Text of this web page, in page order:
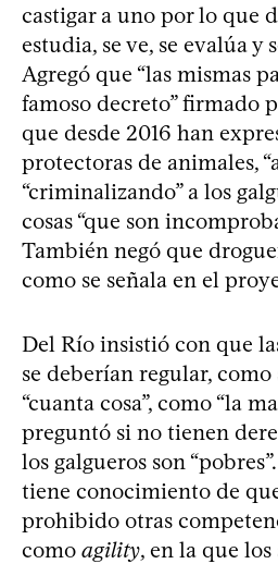
castigar a uno por lo que
estudia, se ve, se evalúa y
Agregó que “las mismas
famoso decreto” firmado
que desde 2016 han
protectoras de animales,
“criminalizando” a los
cosas “que son
También negó que
como se señala en el
Del Río insistió con que
se deberían regular,
“cuanta cosa”, como “la
preguntó si no tienen
los galgueros son
tiene conocimiento de
prohibido otras
como agility, en la que